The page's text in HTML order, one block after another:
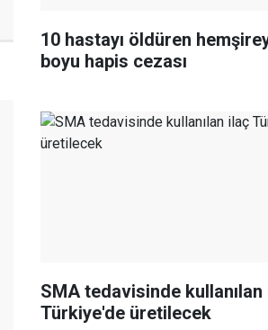
10 hastayı öldüren
boyu hapis cezası
SMA tedavisinde kullanılan
Türkiye'de üretilecek